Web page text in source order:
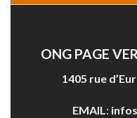
ONG PAGE
1405 rue
EMAIL: